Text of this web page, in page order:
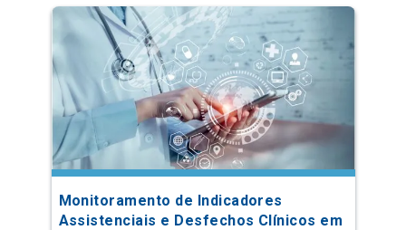
Monitoramento de Indicadores
Assistenciais e Desfechos Clínicos em